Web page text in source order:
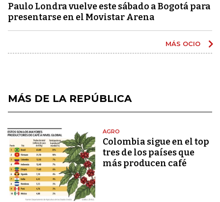
Paulo Londra vuelve este sábado a Bogotá para
presentarse en el Movistar Arena
MÁS OCIO
MÁS DE LA REPÚBLICA
AGRO
Colombia sigue en el top
tres de los países que
más producen café